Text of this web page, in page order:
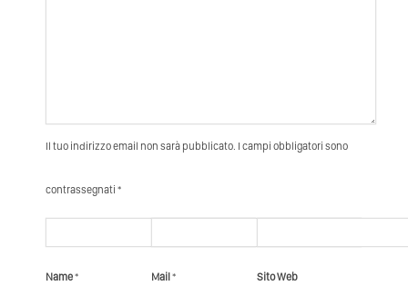
Il tuo indirizzo email non sarà pubblicato. I campi obbligatori sono
contrassegnati *
Name* Mail* Sito Web